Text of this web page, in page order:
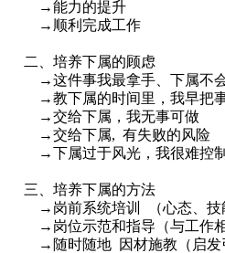
→能力的提升
→顺利完成工作
二、培养下属的顾虑
→这件事我最拿手、下属不会
→教下属的时间里，我早把事
→交给下属，我无事可做
→交给下属, 有失败的风险
→下属过于风光，我很难控
三、培养下属的方法
→岗前系统培训 （心态、技能
→岗位示范和指导（与工作相
→随时随地 因材施教（启发引